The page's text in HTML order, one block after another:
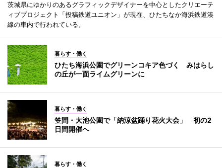
茨城県にゆかりのあるグラフィックデザイナーを中心としたクリエーテ
ィブプロジェクト「投稿鉄道ユニオン」が現在、ひたちなか海浜鉄道湊
線の車内で行われている。
暮らす・働く
ひたち海浜公園でグリーンコキア色づく みはらし
の丘が一面ライムグリーンに
暮らす・働く
笠間・大池公園で「納涼盆踊り花火大会」 初の2
日間開催へ
暮らす・働く